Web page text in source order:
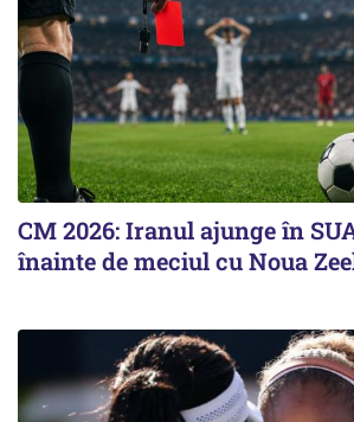
CM 2026: Iranul ajunge în
înainte de meciul cu Noua